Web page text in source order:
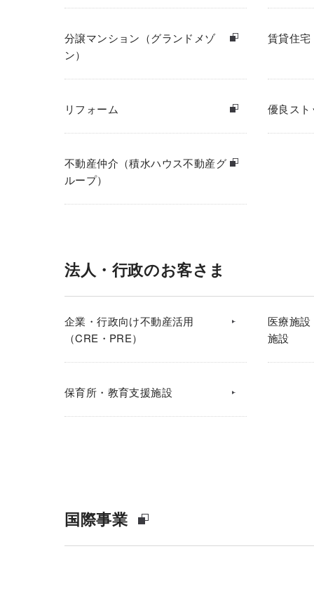
分譲マンション（グランドメゾ
ン）
賃貸住
リフォーム 優良ス
不動産仲介（積水ハウス不動産グ
ループ）
法人・行政のお客さま
企業・行政向け不動産活用
（CRE・PRE）
医療施
施設
保育所・教育支援施設
国際事業